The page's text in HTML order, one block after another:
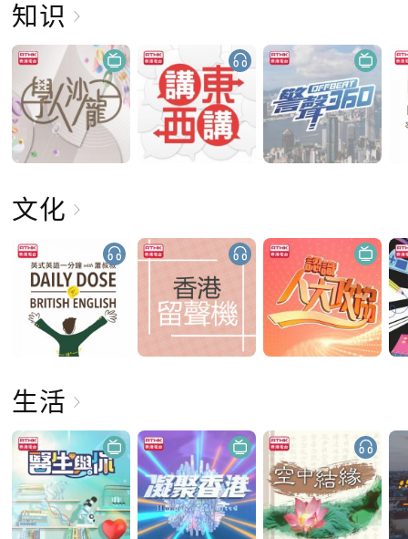
知识
文化
生活